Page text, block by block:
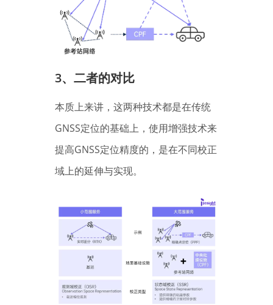
3、 二者的对比
本质上来讲，这两种技术都是在传统
GNSS定位的基础上，使用增强技术来
提高GNSS定位精度的，是在不同校正
域上的延伸与实现。